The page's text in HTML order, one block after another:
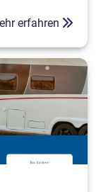
stattfand,
die
für
werden.
und
erfahren